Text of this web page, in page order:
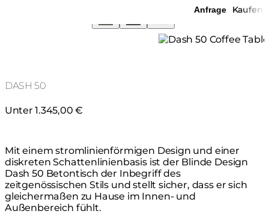
Anfrage Kaufen
DASH 50
Unter 1.345,00 €
Mit einem stromlinienförmigen Design und einer
diskreten Schattenlinienbasis ist der Blinde Design
Dash 50 Betontisch der Inbegriff des
zeitgenössischen Stils und stellt sicher, dass er sich
gleichermaßen zu Hause im Innen- und
Außenbereich fühlt.